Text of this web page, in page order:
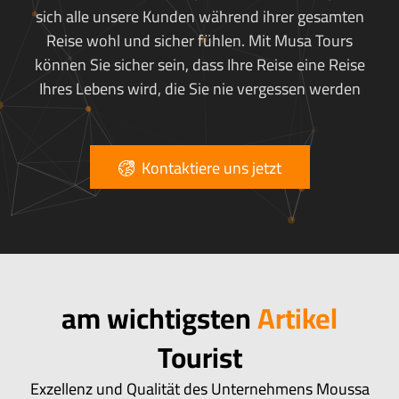
sich alle unsere Kunden während ihrer gesamten
Reise wohl und sicher fühlen. Mit Musa Tours
können Sie sicher sein, dass Ihre Reise eine Reise
Ihres Lebens wird, die Sie nie vergessen werden
Kontaktiere uns jetzt
am wichtigstenArtikel
Tourist
Exzellenz und Qualität des Unternehmens Moussa